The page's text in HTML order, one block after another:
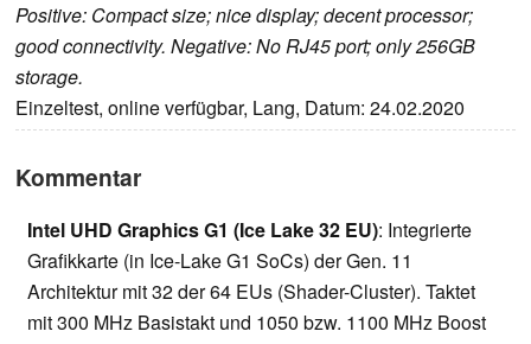
Positive: Compact size; nice display; decent processor;
good connectivity. Negative: No RJ45 port; only 256GB
storage.
Einzeltest, online verfügbar, Lang, Datum: 24.02.2020
Kommentar
Intel UHD Graphics G1 (Ice Lake 32 EU): Integrierte
Grafikkarte (in Ice-Lake G1 SoCs) der Gen. 11
Architektur mit 32 der 64 EUs (Shader-Cluster). Taktet
mit 300 MHz Basistakt und 1050 bzw. 1100 MHz Boost